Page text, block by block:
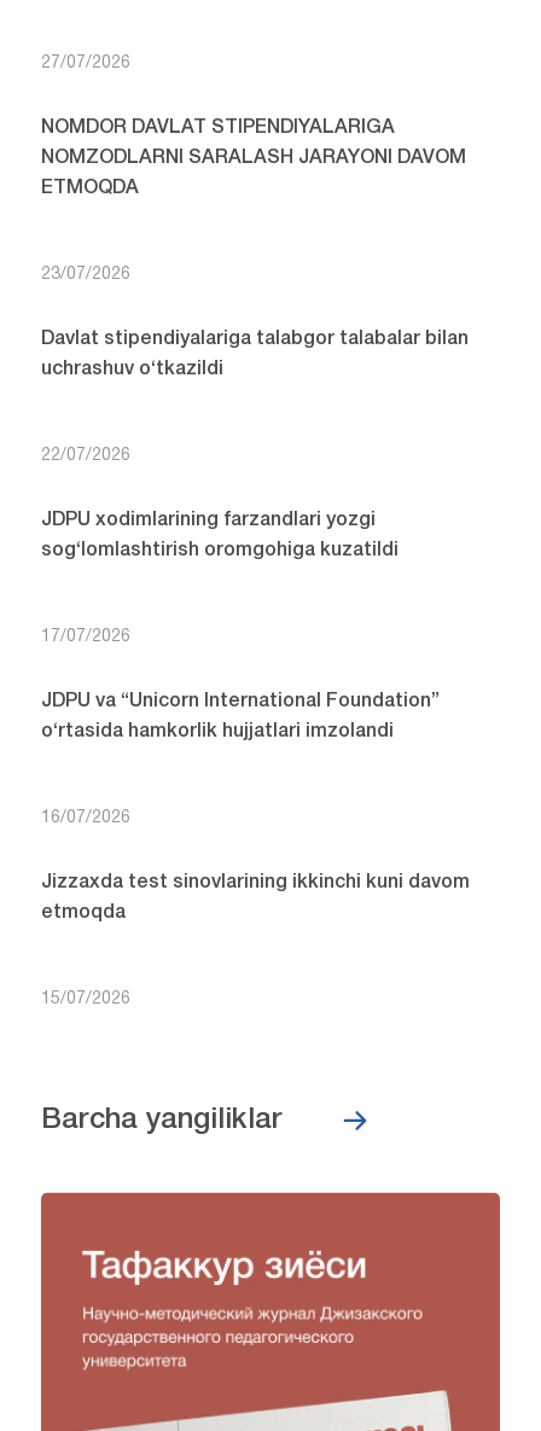
27/07/2026
NOMDOR DAVLAT STIPENDIYALARIGA
NOMZODLARNI SARALASH JARAYONI DAVOM
ETMOQDA
23/07/2026
Davlat stipendiyalariga talabgor talabalar bilan
uchrashuv o‘tkazildi
22/07/2026
JDPU xodimlarining farzandlari yozgi
sog‘lomlashtirish oromgohiga kuzatildi
17/07/2026
JDPU va “Unicorn International Foundation”
o‘rtasida hamkorlik hujjatlari imzolandi
16/07/2026
Jizzaxda test sinovlarining ikkinchi kuni davom
etmoqda
15/07/2026
Barcha yangiliklar